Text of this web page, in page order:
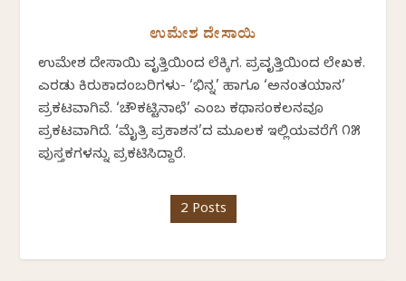
ಉಮೇಶ ದೇಸಾಯಿ
ಉಮೇಶ ದೇಸಾಯಿ ವೃತ್ತಿಯಿಂದ ಲೆಕ್ಕಿಗ. ಪ್ರವೃತ್ತಿಯಿಂದ ಲೇಖಕ.
ಎರಡು ಕಿರುಕಾದಂಬರಿಗಳು- ‘ಭಿನ್ನ’ ಹಾಗೂ ‘ಅನಂತಯಾನ’
ಪ್ರಕಟವಾಗಿವೆ. ‘ಚೌಕಟ್ಟಿನಾಛೆ’ ಎಂಬ ಕಥಾಸಂಕಲನವೂ
ಪ್ರಕಟವಾಗಿದೆ. ‘ಮೈತ್ರಿ ಪ್ರಕಾಶನ’ದ ಮೂಲಕ ಇಲ್ಲಿಯವರೆಗೆ ೧೫
ಪುಸ್ತಕಗಳನ್ನು ಪ್ರಕಟಿಸಿದ್ದಾರೆ.
2 Posts